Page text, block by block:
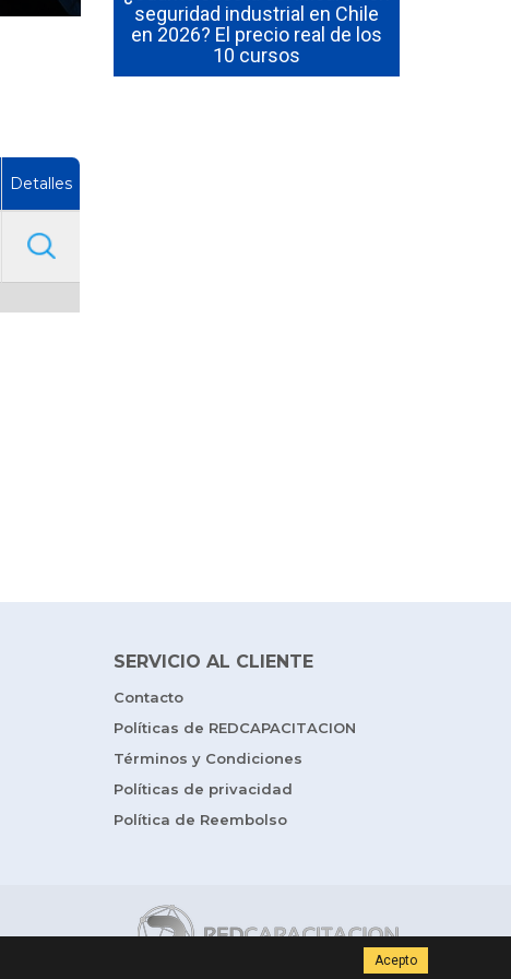
Detalles
seguridad industrial en Chile
en 2026? El precio real de los
10 cursos
SERVICIO AL CLIENTE
Contacto
Políticas de REDCAPACITACION
Términos y Condiciones
Políticas de privacidad
Política de Reembolso
Acepto